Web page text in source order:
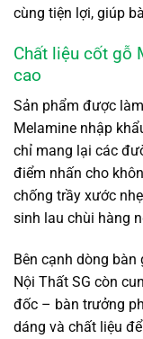
cùng tiện lợi, giúp
Chất liệu cốt gỗ
cao
Sản phẩm được
Melamine nhập
chỉ mang lại các
điểm nhấn cho
chống trầy xước
sinh lau chùi hàng
Bên cạnh dòng bàn
Nội Thất SG còn
đốc – bàn trưởng
dáng và chất liệu